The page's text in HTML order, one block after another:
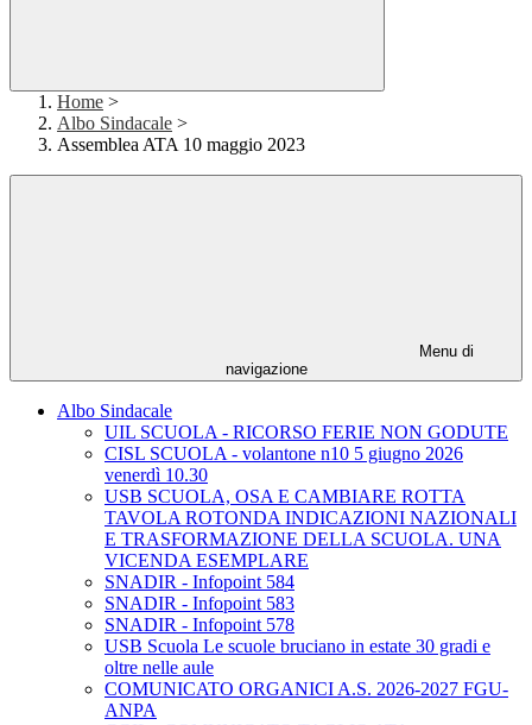
Home >
Albo Sindacale >
Assemblea ATA 10 maggio 2023
Menu di
navigazione
Albo Sindacale
UIL SCUOLA - RICORSO FERIE NON GODUTE
CISL SCUOLA - volantone n10 5 giugno 2026
venerdì 10.30
USB SCUOLA, OSA E CAMBIARE ROTTA
TAVOLA ROTONDA INDICAZIONI NAZIONALI
E TRASFORMAZIONE DELLA SCUOLA. UNA
VICENDA ESEMPLARE
SNADIR - Infopoint 584
SNADIR - Infopoint 583
SNADIR - Infopoint 578
USB Scuola Le scuole bruciano in estate 30 gradi e
oltre nelle aule
COMUNICATO ORGANICI A.S. 2026-2027 FGU-
ANPA